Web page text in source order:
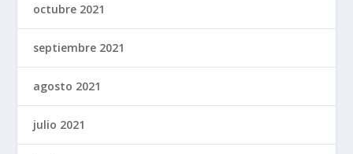
octubre 2021
septiembre 2021
agosto 2021
julio 2021